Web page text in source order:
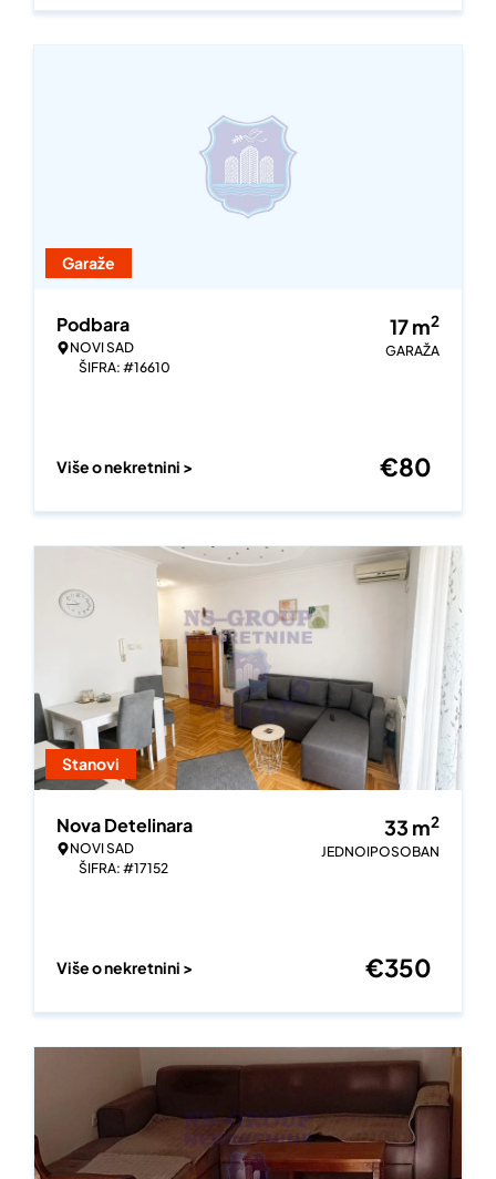
Garaže
Podbara
NOVI SAD
ŠIFRA: #16610
17m2
GARAŽA
Više o nekretnini > €80
Stanovi
Nova Detelinara
NOVI SAD
ŠIFRA: #17152
33 m2
JEDNOIPOSOBAN
Više o nekretnini > €350